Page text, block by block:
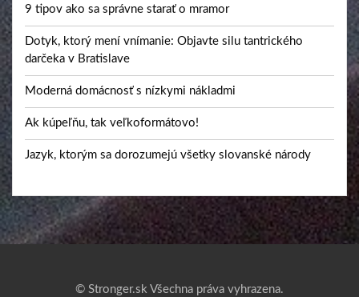
9 tipov ako sa správne starať o mramor
Dotyk, ktorý mení vnímanie: Objavte silu tantrického
darčeka v Bratislave
Moderná domácnosť s nízkymi nákladmi
Ak kúpeľňu, tak veľkoformátovo!
Jazyk, ktorým sa dorozumejú všetky slovanské národy
© Stronger.sk Všechna práva vyhrazena.